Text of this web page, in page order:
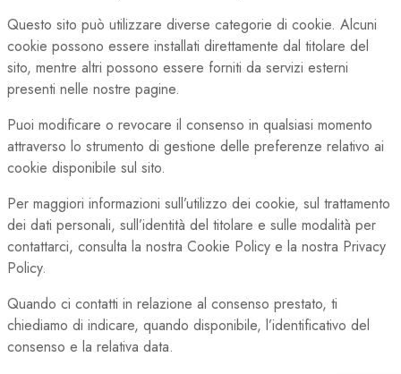
Questo sito può utilizzare diverse categorie di cookie. Alcuni
cookie possono essere installati direttamente dal titolare del
sito, mentre altri possono essere forniti da servizi esterni
presenti nelle nostre pagine.
Puoi modificare o revocare il consenso in qualsiasi momento
attraverso lo strumento di gestione delle preferenze relativo ai
cookie disponibile sul sito.
Per maggiori informazioni sull’utilizzo dei cookie, sul trattamento
dei dati personali, sull’identità del titolare e sulle modalità per
contattarci, consulta la nostra Cookie Policy e la nostra Privacy
Policy.
Quando ci contatti in relazione al consenso prestato, ti
chiediamo di indicare, quando disponibile, l’identificativo del
consenso e la relativa data.